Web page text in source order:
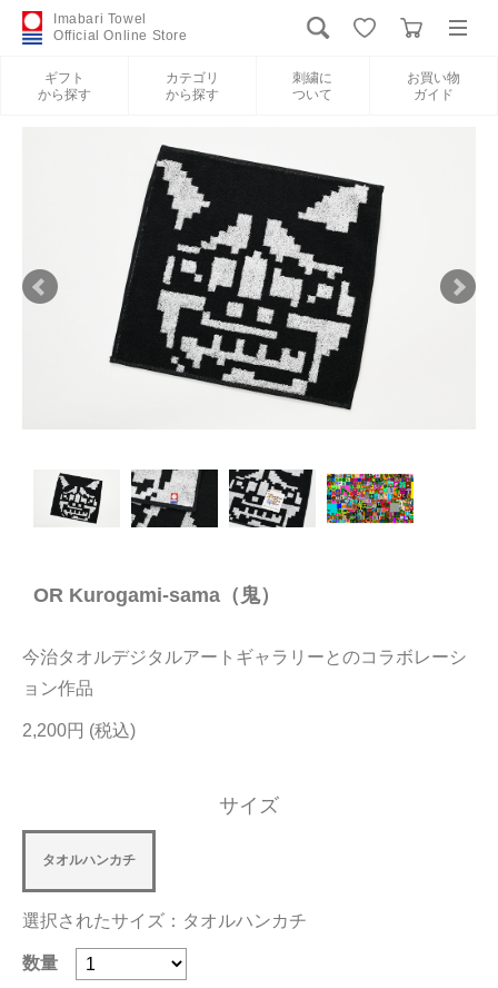
Imabari Towel
Official Online Store
ギフト
から探す
カテゴリ
から探す
刺繍に
ついて
お買い物
ガイド
新規会員登録
カテゴリから探す
刺繍について
当サイトについて
店舗リスト
ヘルプ
大量購入・法人向けの購入の方は
OR Kurogami-sama（鬼）
今治タオルデジタルアートギャラリーとのコラボレーシ
ョン作品
2,200円
サイズ
タオルハンカチ
選択されたサイズ：タオルハンカチ
数量